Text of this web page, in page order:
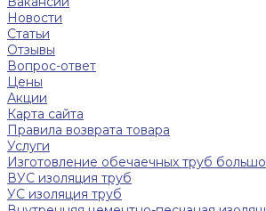
Новости
Статьи
Отзывы
Вопрос-ответ
Цены
Акции
Карта сайта
Правила возврата товара
Услуги
Изготовление обечаечных труб
ВУС изоляция труб
УС изоляция труб